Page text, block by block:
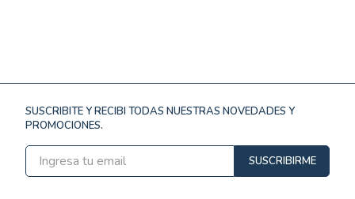
SUSCRIBITE Y RECIBI TODAS NUESTRAS NOVEDADES Y
PROMOCIONES.
SUSCRIBIRME